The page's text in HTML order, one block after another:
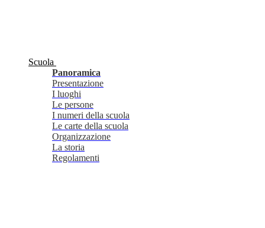
Scuola
Panoramica
Presentazione
I luoghi
Le persone
I numeri della scuola
Le carte della scuola
Organizzazione
La storia
Regolamenti